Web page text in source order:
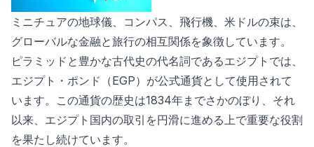
ミニチュアの地球儀、コンパス、飛行機、米ドルの束は、
グローバルな金融と旅行の相互関係を象徴しています。
ピラミッドと豊かな古代史の代名詞であるエジプトでは、
エジプト・ポンド（EGP）が公式通貨として使用されて
います。この通貨の歴史は1834年までさかのぼり、それ
以来、エジプト国内の取引を円滑に進める上で重要な役割
を果たし続けています。